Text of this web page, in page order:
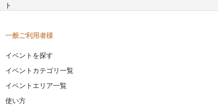
ト
一般ご利用者様
イベントを探す
イベントカテゴリ一覧
イベントエリア一覧
使い方